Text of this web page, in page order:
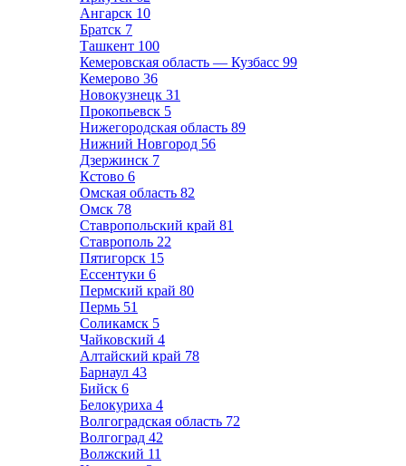
Ангарск 10
Братск 7
Ташкент 100
Кемеровская область — Кузбасс 99
Кемерово 36
Новокузнецк 31
Прокопьевск 5
Нижегородская область 89
Нижний Новгород 56
Дзержинск 7
Кстово 6
Омская область 82
Омск 78
Ставропольский край 81
Ставрополь 22
Пятигорск 15
Ессентуки 6
Пермский край 80
Пермь 51
Соликамск 5
Чайковский 4
Алтайский край 78
Барнаул 43
Бийск 6
Белокуриха 4
Волгоградская область 72
Волгоград 42
Волжский 11